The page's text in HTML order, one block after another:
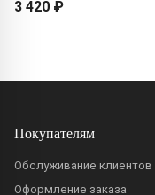
3 420 ₽
Покупателям
Обслуживание клиентов
Оформление заказа